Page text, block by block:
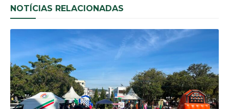
NOTÍCIAS RELACIONADAS